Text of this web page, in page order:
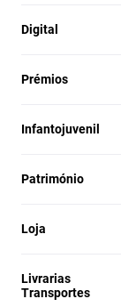
Digital
Prémios
Infantojuvenil
Património
Loja
Livrarias
Transportes